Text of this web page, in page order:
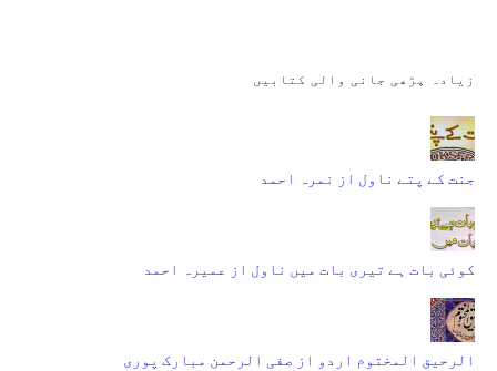
زیادہ پڑھی جانی والی کتابیں
جنت کے پتے ناول از نمرہ احمد
کوئی بات ہے تیری بات میں ناول از عمیرہ احمد
الرحیق المختوم اردو از صفی الرحمن مبارک پوری